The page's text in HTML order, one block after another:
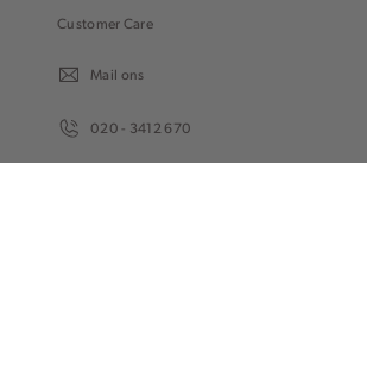
Customer Care
Mail ons
020 - 3412 670